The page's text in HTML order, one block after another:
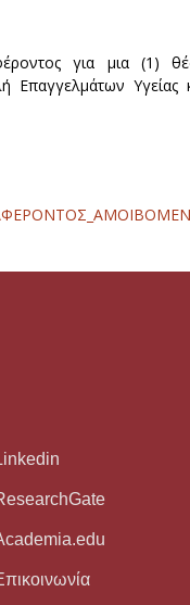
για μια (1)
Επαγγελμάτων Υγείας